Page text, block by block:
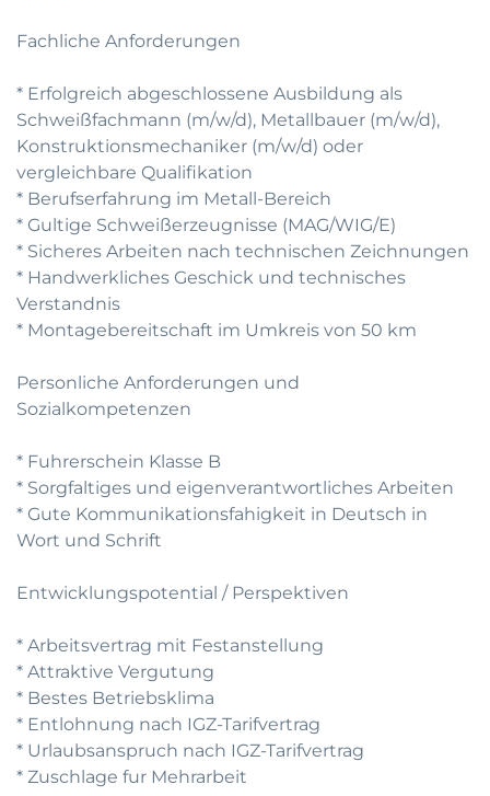
Fachliche Anforderungen
* Erfolgreich abgeschlossene Ausbildung als
Schweißfachmann (m/w/d), Metallbauer (m/w/d),
Konstruktionsmechaniker (m/w/d) oder
vergleichbare Qualifikation
* Berufserfahrung im Metall-Bereich
* Gultige Schweißerzeugnisse (MAG/WIG/E)
* Sicheres Arbeiten nach technischen Zeichnungen
* Handwerkliches Geschick und technisches
Verstandnis
* Montagebereitschaft im Umkreis von 50 km
Personliche Anforderungen und
Sozialkompetenzen
* Fuhrerschein Klasse B
* Sorgfaltiges und eigenverantwortliches Arbeiten
* Gute Kommunikationsfahigkeit in Deutsch in
Wort und Schrift
Entwicklungspotential / Perspektiven
* Arbeitsvertrag mit Festanstellung
* Attraktive Vergutung
* Bestes Betriebsklima
* Entlohnung nach IGZ-Tarifvertrag
* Urlaubsanspruch nach IGZ-Tarifvertrag
* Zuschlage fur Mehrarbeit